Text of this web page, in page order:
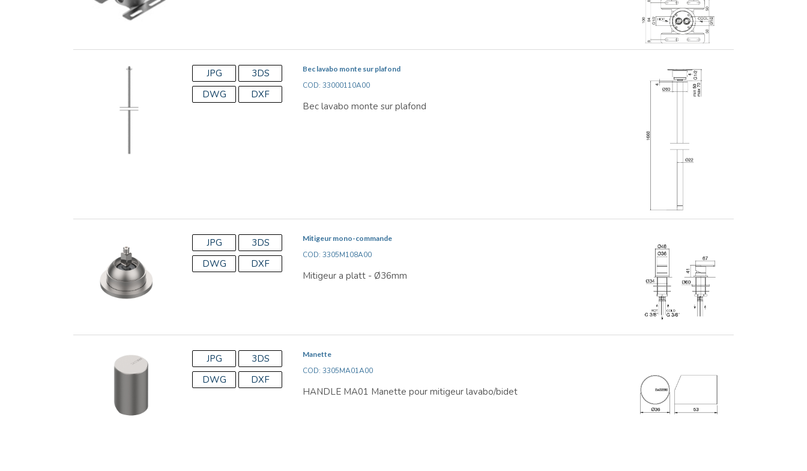
JPG
3DS
DWG
DXF
Bec lavabo monte sur plafond
COD: 33000110A00
Bec lavabo monte sur plafond
JPG
3DS
DWG
DXF
Mitigeur mono-commande
COD: 3305M108A00
Mitigeur a platt - Ø36mm
JPG
3DS
DWG
DXF
Manette
COD: 3305MA01A00
HANDLE MA01 Manette pour mitigeur lavabo/bidet